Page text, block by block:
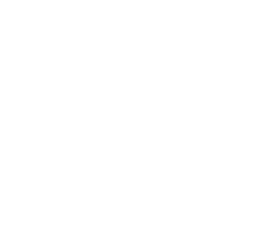
على اتفاقية
روسيا وكوريا